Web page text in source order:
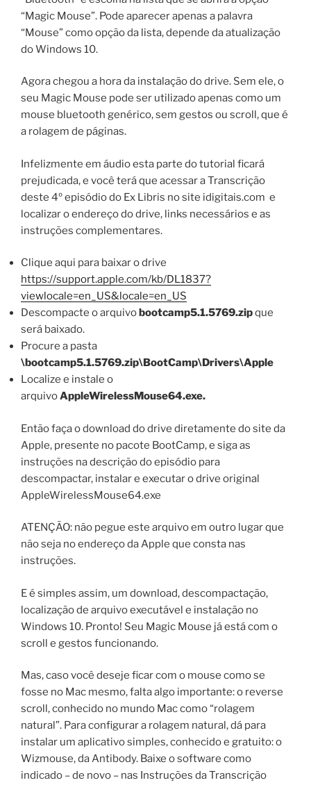
“Magic Mouse”. Pode aparecer apenas a palavra
“Mouse” como opção da lista, depende da atualização
do Windows 10.
Agora chegou a hora da instalação do drive. Sem ele, o
seu Magic Mouse pode ser utilizado apenas como um
mouse bluetooth genérico, sem gestos ou scroll, que é
a rolagem de páginas.
Infelizmente em áudio esta parte do tutorial ficará
prejudicada, e você terá que acessar a Transcrição
deste 4º episódio do Ex Libris no site idigitais.com e
localizar o endereço do drive, links necessários e as
instruções complementares.
Clique aqui para baixar o drive
https://support.apple.com/kb/DL1837?
viewlocale=en_US&locale=en_US
Descompacte o arquivobootcamp5.1.5769.zipque
será baixado.
Procure a pasta
\bootcamp5.1.5769.zip\BootCamp\Drivers\Apple
Localize e instale o
arquivoAppleWirelessMouse64.exe.
Então faça o download do drive diretamente do site da
Apple, presente no pacote BootCamp, e siga as
instruções na descrição do episódio para
descompactar, instalar e executar o drive original
AppleWirelessMouse64.exe
ATENÇÃO: não pegue este arquivo em outro lugar que
não seja no endereço da Apple que consta nas
instruções.
E é simples assim, um download, descompactação,
localização de arquivo executável e instalação no
Windows 10. Pronto! Seu Magic Mouse já está com o
scroll e gestos funcionando.
Mas, caso você deseje ficar com o mouse como se
fosse no Mac mesmo, falta algo importante: o reverse
scroll, conhecido no mundo Mac como “rolagem
natural”. Para configurar a rolagem natural, dá para
instalar um aplicativo simples, conhecido e gratuito: o
Wizmouse, da Antibody. Baixe o software como
indicado – de novo – nas Instruções da Transcrição